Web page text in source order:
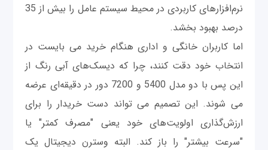
نرم‌افزارهای کاربردی در محیط سیستم عامل را بیش از 35
درصد بهبود بخشد.
اما کاربران خانگی و اداری هنگام خرید می بایست در
انتخاب خود دقت کنند، چرا که دیسک‌های آبی رنگ از
این پس با دو مدل 5400 و 7200 دور در دقیقه‌ای عرضه
می شوند. این تصمیم می تواند دست خریدار را برای
ارزش‌گذاری اولویت‌های خود یعنی "مصرف کمتر" یا
"سرعت بیشتر" را باز کند. البته وسترن دیجیتال یک